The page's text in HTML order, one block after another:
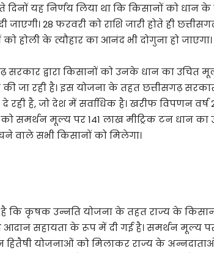
दिनों यह निर्णय लिया था कि किसानों को धान
28 फरवरी को राशि जारी होते ही
होली के त्यौहार का आनंद भी दोगुना हो जाएगा।
सरकार द्वारा किसानों को उनके धान का
जा रही है। इस योजना के तहत छत्तीसगढ़
रही है, जो देश में सर्वाधिक है। खरीफ विपणन वर्ष
समर्थन मूल्य पर 141 लाख मीट्रिक टन धान का
वाले सभी किसानों को मिलेगा।
कि कृषक उन्नति योजना के तहत राज्य के किसान
सहायता के रूप में दी गई है। समर्थन मूल्य
हितैषी योजनाओं को मिलाकर राज्य के